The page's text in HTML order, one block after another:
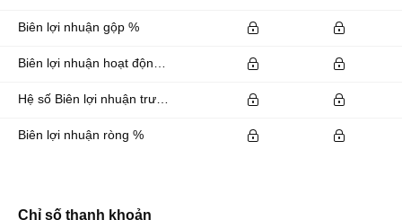
Biên lợi nhuận gộp %
Biên lợi nhuận ròng %
Chỉ số thanh khoản